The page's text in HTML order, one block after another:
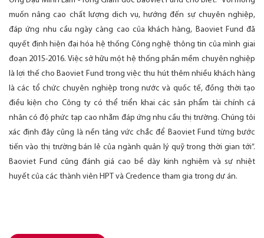
muốn nâng cao chất lượng dịch vụ, hướng đến sự chuyên nghiệp,
đáp ứng nhu cầu ngày càng cao của khách hàng, Baoviet Fund đã
quyết định hiện đại hóa hệ thống Công nghệ thông tin của mình giai
đoạn 2015-2016. Việc sở hữu một hệ thống phần mềm chuyên nghiệp
là lợi thế cho Baoviet Fund trong việc thu hút thêm nhiều khách hàng
là các tổ chức chuyên nghiệp trong nước và quốc tế, đồng thời tạo
điều kiện cho Công ty có thể triển khai các sản phẩm tài chính cá
nhân có độ phức tạp cao nhằm đáp ứng nhu cầu thị trường. Chúng tôi
xác định đây cũng là nền tảng vức chắc để Baoviet Fund từng bước
tiến vào thị trường bán lẻ của ngành quản lý quỹ trong thời gian tới”.
Baoviet Fund cũng đánh giá cao bề dày kinh nghiệm và sự nhiệt
huyết của các thành viên HPT và Credence tham gia trong dự án.